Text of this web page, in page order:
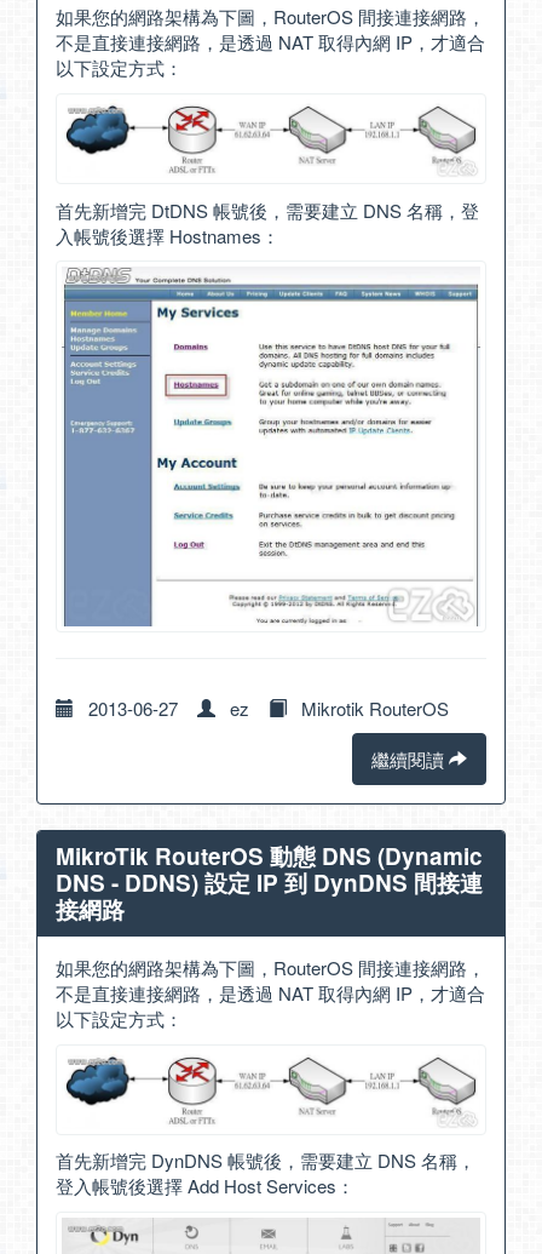
如果您的網路架構為下圖，RouterOS 間接連接網路，
不是直接連接網路，是透過 NAT 取得內網 IP，才適合
以下設定方式：
首先新增完 DtDNS 帳號後，需要建立 DNS 名稱，登
入帳號後選擇 Hostnames：
2013-06-27 ez
Mikrotik RouterOS
繼續閱讀
MikroTik RouterOS 動態 DNS (Dynamic
DNS - DDNS) 設定 IP 到 DynDNS 間接連
接網路
如果您的網路架構為下圖，RouterOS 間接連接網路，
不是直接連接網路，是透過 NAT 取得內網 IP，才適合
以下設定方式：
首先新增完 DynDNS 帳號後，需要建立 DNS 名稱，
登入帳號後選擇 Add Host Services：